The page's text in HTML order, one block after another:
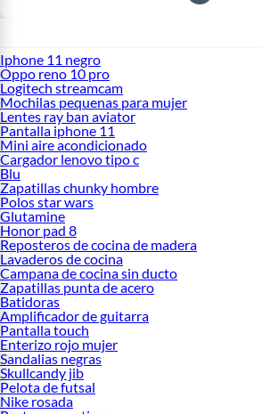
Iphone 11 negro
Oppo reno 10 pro
Logitech streamcam
Mochilas pequenas para mujer
Lentes ray ban aviator
Pantalla iphone 11
Mini aire acondicionado
Cargador lenovo tipo c
Blu
Zapatillas chunky hombre
Polos star wars
Glutamine
Honor pad 8
Reposteros de cocina de madera
Lavaderos de cocina
Campana de cocina sin ducto
Zapatillas punta de acero
Batidoras
Amplificador de guitarra
Pantalla touch
Enterizo rojo mujer
Sandalias negras
Skullcandy jib
Pelota de futsal
Nike rosada